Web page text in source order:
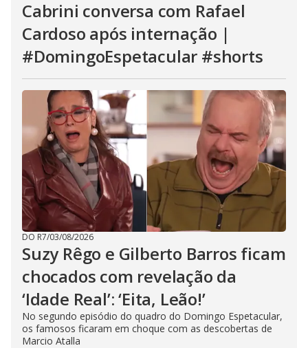
Cabrini conversa com Rafael
Cardoso após internação |
#DomingoEspetacular #shorts
DO R7/03/08/2026
Suzy Rêgo e Gilberto Barros ficam
chocados com revelação da
‘Idade Real’: ‘Eita, Leão!’
No segundo episódio do quadro do Domingo Espetacular,
os famosos ficaram em choque com as descobertas de
Marcio Atalla